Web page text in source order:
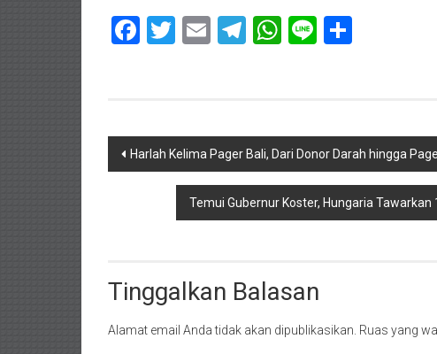
Facebook
Twitter
EmailTelegram
WhatsApp
Line
Navigasi
Harlah Kelima Pager Bali, Dari Donor Darah hingga
Temui Gubernur Koster, Hungaria
Tinggalkan Balasan
Alamat email Anda tidak akan dipublikasikan. Ruas yang